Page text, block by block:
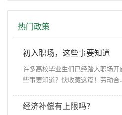
热门政策
初入职场，这些事要知道
许多高校毕业生们已经踏入职场
些事要知道？快收藏这篇！劳动合
经济补偿有上限吗？